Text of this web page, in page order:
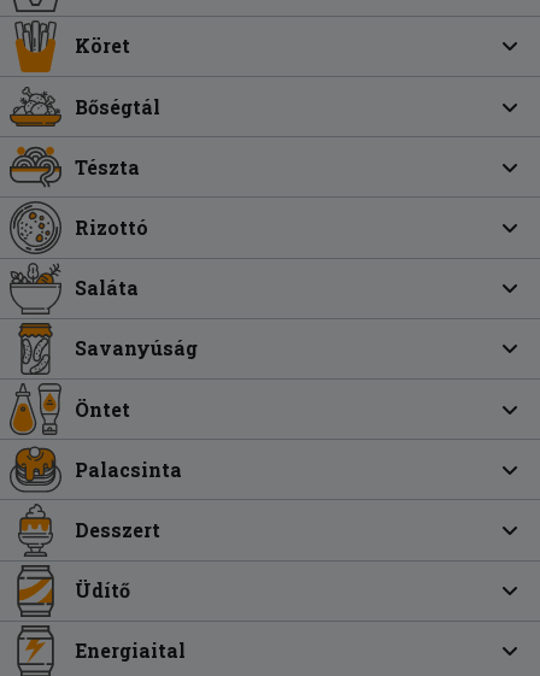
Köret
Bőségtál
Tészta
Rizottó
Saláta
Savanyúság
Öntet
Palacsinta
Desszert
Üdítő
Energiaital